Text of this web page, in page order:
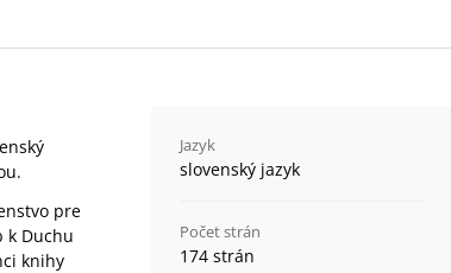
pre
k Duchu
knihy
Jazyk
slovenský jazyk
Počet strán
174 strán